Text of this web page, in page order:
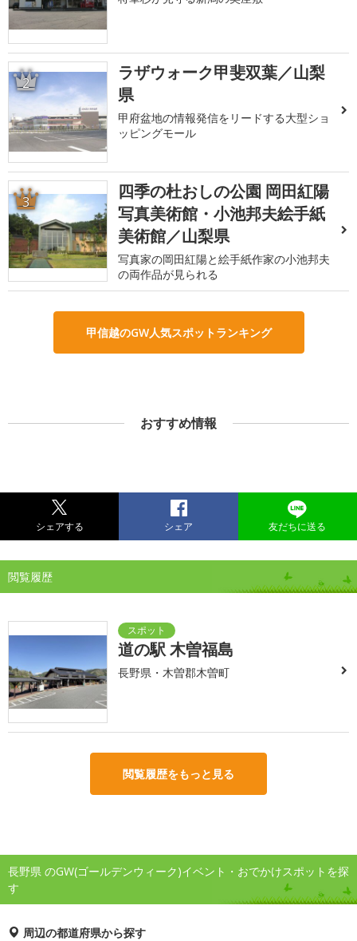
2
ラザウォーク甲斐双葉／山梨
県
甲府盆地の情報発信をリードする大型ショ
ッピングモール
3
四季の杜おしの公園 岡田紅陽
写真美術館・小池邦夫絵手紙
美術館／山梨県
写真家の岡田紅陽と絵手紙作家の小池邦夫
の両作品が見られる
甲信越のGW人気スポットランキング
おすすめ情報
シェアする シェア 友だちに送る
閲覧履歴
道の駅 木曽福島
長野県・木曽郡木曽町
閲覧履歴をもっと見る
長野県 のGW(ゴールデンウィーク)イベント・おでかけスポットを探
す
周辺の都道府県から探す